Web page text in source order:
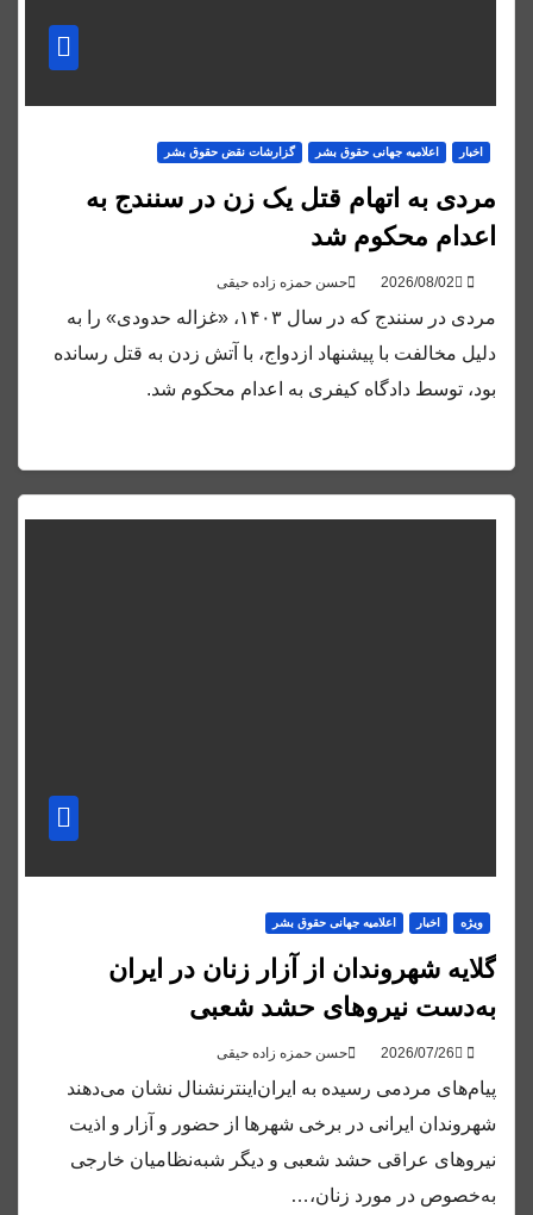
اخبار اعلاميه جهانی حقوق بشر گزارشات نقض حقوق بشر
مردی به اتهام قتل یک زن در سنندج به
اعدام محکوم شد
حسن حمزه زاده حیقی
مردی در سنندج که در سال ۱۴۰۳، «غزاله حدودی» را به
دلیل مخالفت با پیشنهاد ازدواج، با آتش زدن به قتل رسانده
بود، توسط دادگاه کیفری به اعدام محکوم شد.
ویژه اخبار اعلاميه جهانی حقوق بشر
گلایه شهروندان از آزار زنان در ایران
به‌دست نیروهای حشد شعبی
حسن حمزه زاده حیقی
پیام‌های مردمی رسیده به ایران‌اینترنشنال نشان می‌دهند
شهروندان ایرانی در برخی شهرها از حضور و آزار و اذیت
نیروهای عراقی حشد شعبی و دیگر شبه‌نظامیان خارجی
به‌خصوص در مورد زنان،…